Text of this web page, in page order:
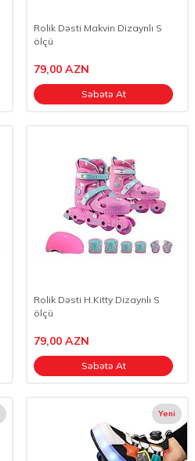
Rolik Dəsti Makvin Dizaynlı S
ölçü
79,00 AZN
Səbətə At
Rolik Dəsti H.Kitty Dizaynlı S
ölçü
79,00 AZN
Səbətə At
Yeni